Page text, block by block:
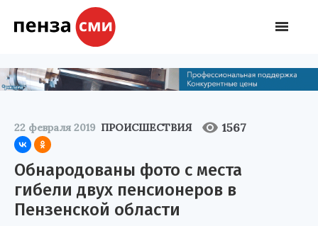
22 февраля 2019 ПРОИСШЕСТВИЯ 1567
Обнародованы фото с места
гибели двух пенсионеров в
Пензенской области